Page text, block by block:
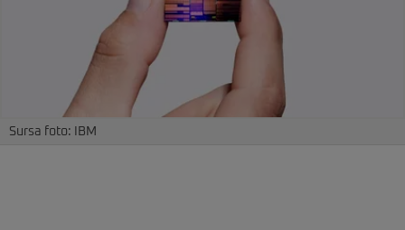
Sursa foto: IBM